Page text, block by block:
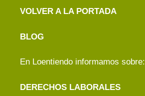
VOLVER A LA PORTADA
BLOG
En Loentiendo informamos sobre:
DERECHOS LABORALES